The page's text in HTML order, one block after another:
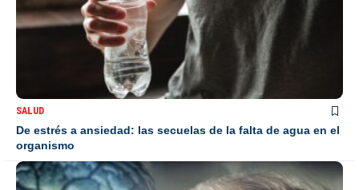
SALUD
De estrés a ansiedad: las secuelas de la falta de agua en el
organismo